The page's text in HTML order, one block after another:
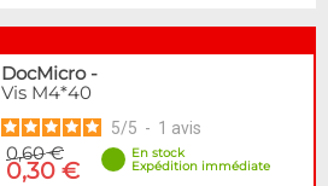
DocMicro-
Vis M4*40
5/5 - 1 avis
0,60 €
0,30 €
En stock
Expédition immédiate